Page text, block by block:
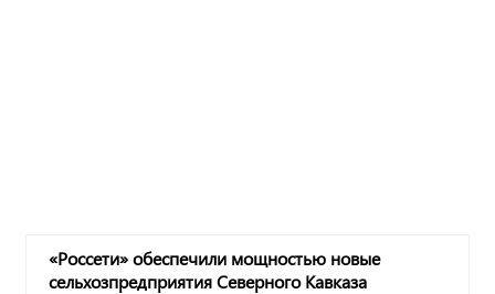
«Россети» обеспечили мощностью новые
сельхозпредприятия Северного Кавказа